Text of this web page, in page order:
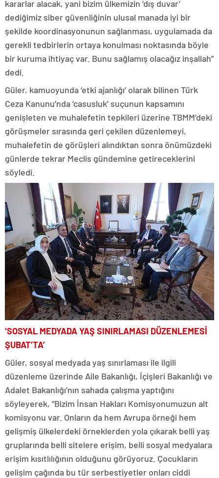
kararlar alacak, yani bizim ülkemizin ‘dış duvar’
dediğimiz siber güvenliğinin ulusal manada iyi bir
şekilde koordinasyonunun sağlanması, uygulamada da
gerekli tedbirlerin ortaya konulması noktasında böyle
bir kuruma ihtiyaç var. Bunu sağlamış olacağız inşallah”
dedi.
Güler, kamuoyunda ‘etki ajanlığı’ olarak bilinen Türk
Ceza Kanunu’nda ‘casusluk’ suçunun kapsamını
genişleten ve muhalefetin tepkileri üzerine TBMM’deki
görüşmeler sırasında geri çekilen düzenlemeyi,
muhalefetin de görüşleri alındıktan sonra önümüzdeki
günlerde tekrar Meclis gündemine getireceklerini
söyledi.
‘SOSYAL MEDYADA YAŞ SINIRLAMASI DÜZENLEMESİ
ŞUBAT’TA’
Güler, sosyal medyada yaş sınırlaması ile ilgili
düzenleme üzerinde Aile Bakanlığı, İçişleri Bakanlığı ve
Adalet Bakanlığı’nın sahada çalışma yaptığını
söyleyerek, “Bizim İnsan Hakları Komisyonumuzun alt
komisyonu var. Onların da hem Avrupa örneği hem
gelişmiş ülkelerdeki örneklerden yola çıkarak belli yaş
gruplarında belli sitelere erişim, belli sosyal medyalara
erişim kısıtlılığının olduğunu görüyoruz. Çocukların
gelişim çağında bu tür serbestiyetler onları ciddi